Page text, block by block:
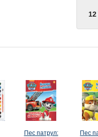
Пес патрул:
Пес